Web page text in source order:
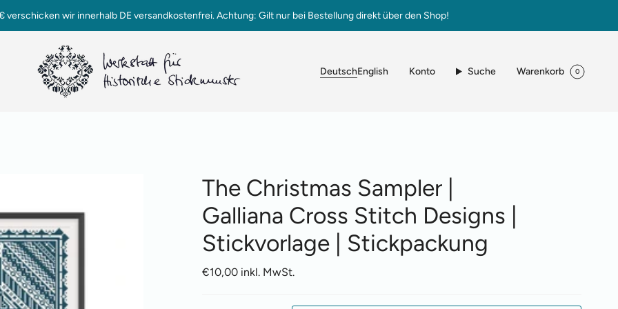
verschicken wir innerhalb DE versandkostenfrei. Achtung: Gilt nur bei Bestellung direkt über den Shop!
DeutschEnglish Konto Suche Warenkorb 0
The Christmas Sampler |
Galliana Cross Stitch Designs |
Stickvorlage | Stickpackung
€10,00 inkl. MwSt.